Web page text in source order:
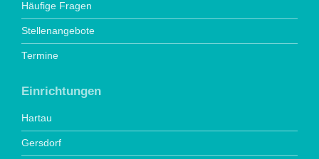
Häufige Fragen
Stellenangebote
Termine
Einrichtungen
Hartau
Gersdorf